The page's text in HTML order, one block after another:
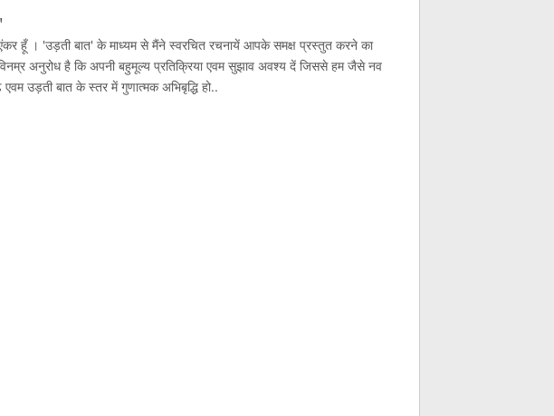
हूँ । 'उड़ती बात' के माध्यम से मैंने स्वरचित रचनायें आपके समक्ष प्रस्तुत करने का
अनुरोध है कि अपनी बहुमूल्य प्रतिक्रिया एवम सुझाव अवश्य दें जिससे हम जैसे नव
एवम उड़ती बात के स्तर में गुणात्मक अभिबृद्धि हो..